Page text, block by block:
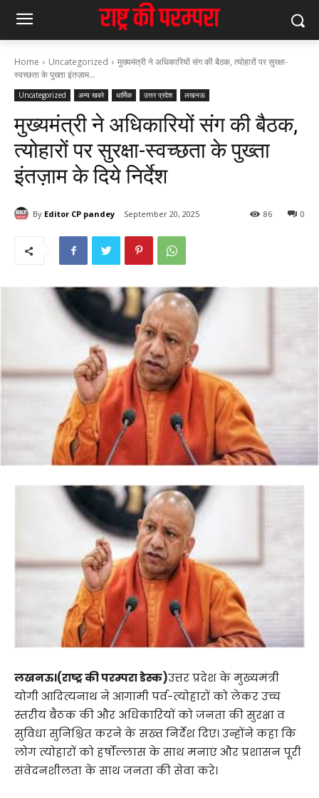
Home Uncategorized
मुख्यमंत्री ने अधिकारियों संग की बैठक, त्योहारों पर सुरक्षा-
स्वच्छता के पुख्ता इंतज़ाम...
Uncategorized अन्य खबरे धार्मिक उत्तर प्रदेश लखनऊ
मुख्यमंत्री ने अधिकारियों संग की बैठक,
त्योहारों पर सुरक्षा-स्वच्छता के पुख्ता
इंतज़ाम के दिये निर्देश
By Editor CP pandey September 20, 2025 0
86
लखनऊ।(राष्ट्र की परम्परा डेस्क)उत्तर प्रदेश के मुख्यमंत्री
योगी आदित्यनाथ ने आगामी पर्व-त्योहारों को लेकर उच्च
स्तरीय बैठक की और अधिकारियों को जनता की सुरक्षा व
सुविधा सुनिश्चित करने के सख्त निर्देश दिए। उन्होंने कहा कि
लोग त्योहारों को हर्षोल्लास के साथ मनाएं और प्रशासन पूरी
संवेदनशीलता के साथ जनता की सेवा करे।